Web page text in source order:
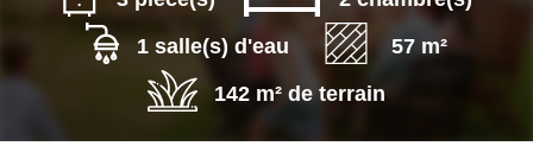
1 salle(s) d'eau
57 m²
142 m² de terrain